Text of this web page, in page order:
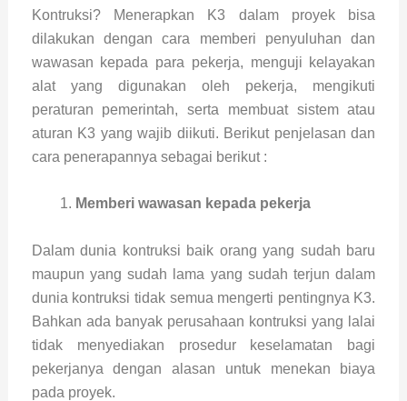
Kontruksi? Menerapkan K3 dalam proyek bisa
dilakukan dengan cara memberi penyuluhan dan
wawasan kepada para pekerja, menguji kelayakan
alat yang digunakan oleh pekerja, mengikuti
peraturan pemerintah, serta membuat sistem atau
aturan K3 yang wajib diikuti. Berikut penjelasan dan
cara penerapannya sebagai berikut :
Memberi wawasan kepada pekerja
Dalam dunia kontruksi baik orang yang sudah baru
maupun yang sudah lama yang sudah terjun dalam
dunia kontruksi tidak semua mengerti pentingnya K3.
Bahkan ada banyak perusahaan kontruksi yang lalai
tidak menyediakan prosedur keselamatan bagi
pekerjanya dengan alasan untuk menekan biaya
pada proyek.